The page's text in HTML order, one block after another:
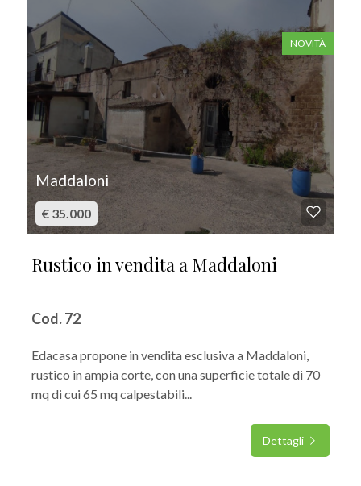
NOVITÀ
Maddaloni
€ 35.000
Rustico in vendita a Maddaloni
Cod. 72
Edacasa propone in vendita esclusiva a Maddaloni,
rustico in ampia corte, con una superficie totale di 70
mq di cui 65 mq calpestabili...
Dettagli